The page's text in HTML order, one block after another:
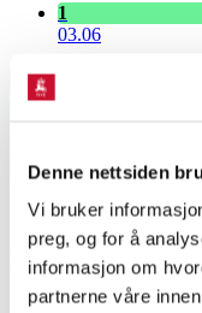
Denne nettsiden
Vi bruker
preg, og for å
informasjon om
partnerne våre
1
03.06
Velg dato
Lav
Publisert: 03.06.2026
Kart